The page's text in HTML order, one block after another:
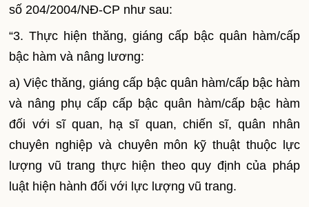
số 204/2004/NĐ-CP như sau:
“3. Thực hiện thăng, giáng cấp bậc quân hàm/cấp
bậc hàm và nâng lương:
a)Việc thăng, giáng cấp bậc quân hàm/cấp bậc hàm
và nâng phụ cấp cấp bậc quân hàm/cấp bậc hàm
đối với sĩ quan, hạ sĩ quan, chiến sĩ, quân nhân
chuyên nghiệp và chuyên môn kỹ thuật thuộc lực
lượng vũ trang thực hiện theo quy định của pháp
luật hiện hành đối với lực lượng vũ trang.